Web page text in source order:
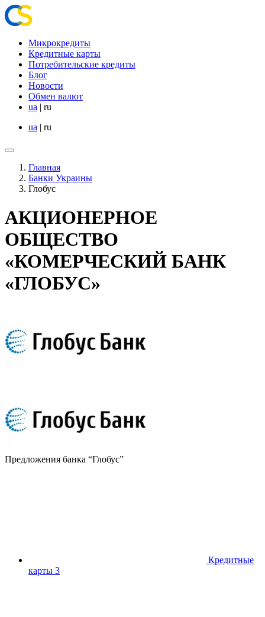
Микрокредиты
Кредитные карты
Потребительские кредиты
Блог
Новости
Обмен валют
ua | ru
ua | ru
Главная
Банки Украины
Глобус
АКЦИОНЕРНОЕ
ОБЩЕСТВО
«КОМЕРЧЕСКИЙ БАНК
«ГЛОБУС»
Предложения банка “Глобус”
Кредитные
карты 3